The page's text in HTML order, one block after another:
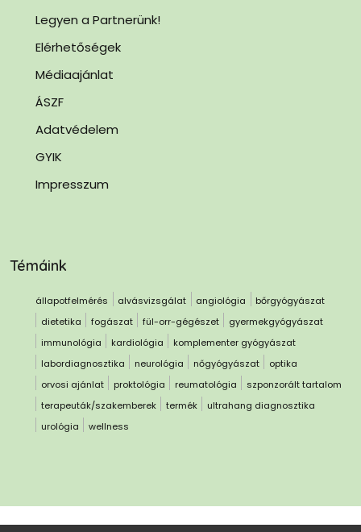
Legyen a Partnerünk!
Elérhetőségek
Médiaajánlat
ÁSZF
Adatvédelem
GYIK
Impresszum
Témáink
állapotfelmérés alvásvizsgálat angiológia
bőrgyógyászat
dietetika
fogászat fül-orr-gégészet
gyermekgyógyászat
immunológia
kardiológia
komplementer gyógyászat
labordiagnosztika
neurológia nőgyógyászat
optika
orvosi ajánlat
proktológia reumatológia
szponzorált tartalom
terapeuták/szakemberek
termék
ultrahang diagnosztika
urológia
wellness